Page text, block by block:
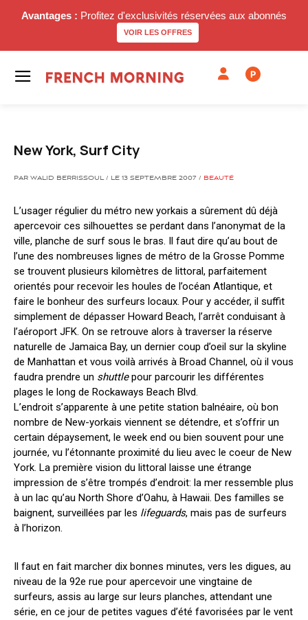
Avantages : Profitez d'exclusivités réservées aux abonnés
VOIR LES OFFRES
P
New York, Surf City
PAR WALID BERRISSOUL / LE 13 SEPTEMBRE 2007 / BEAUTÉ
L’usager régulier du métro new yorkais a sûrement dû déjà
apercevoir ces silhouettes se perdant dans l’anonymat de la
ville, planche de surf sous le bras. Il faut dire qu’au bout de
l’une des nombreuses lignes de métro de la Grosse Pomme
se trouvent plusieurs kilomètres de littoral, parfaitement
orientés pour recevoir les houles de l’océan Atlantique, et
faire le bonheur des surfeurs locaux. Pour y accéder, il suffit
simplement de dépasser Howard Beach, l’arrêt conduisant à
l’aéroport JFK. On se retrouve alors à traverser la réserve
naturelle de Jamaica Bay, un dernier coup d’oeil sur la skyline
de Manhattan et vous voilà arrivés à Broad Channel, où il vous
faudra prendre un shuttlepour parcourir les différentes
plages le long de Rockaways Beach Blvd.
L’endroit s’apparente à une petite station balnéaire, où bon
nombre de New-yorkais viennent se détendre, et s’offrir un
certain dépaysement, le week end ou bien souvent pour une
journée, vu l’étonnante proximité du lieu avec le coeur de New
York. La première vision du littoral laisse une étrange
impression de s’être trompés d’endroit: la mer ressemble plus
à un lac qu’au North Shore d’Oahu, à Hawaii. Des familles se
baignent, surveillées par les lifeguards, mais pas de surfeurs
à l’horizon.
Il faut en fait marcher dix bonnes minutes, vers les digues, au
niveau de la 92e rue pour apercevoir une vingtaine de
surfeurs, assis au large sur leurs planches, attendant une
série, en ce jour de petites vagues d’été favorisées par le vent